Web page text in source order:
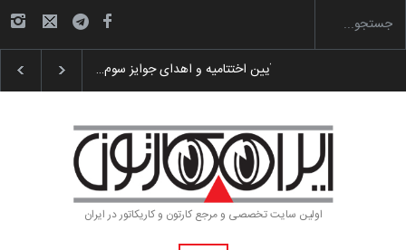
گزارش تصویری آیین اختتامیه و اهدای جوایز سوم…
اولین سایت تخصصی و مرجع کارتون و کاریکاتور در ایران